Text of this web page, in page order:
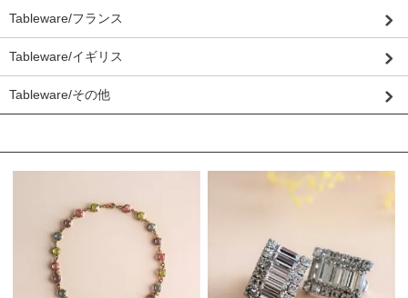
Tableware/フランス
Tableware/イギリス
Tableware/その他